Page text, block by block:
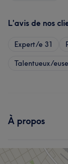
L'avis de nos
Expert/e 31
Talentueux/euse
À propos